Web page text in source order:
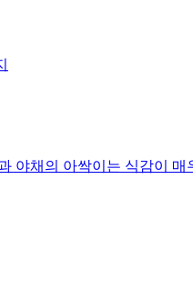
야채의 아싹이는 식감이 매